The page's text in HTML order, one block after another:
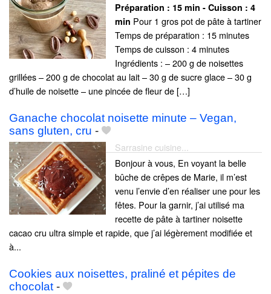
Préparation : 15 min - Cuisson : 4
min Pour 1 gros pot de pâte à tartiner
Temps de préparation : 15 minutes
Temps de cuisson : 4 minutes
Ingrédients : – 200 g de noisettes
grillées – 200 g de chocolat au lait – 30 g de sucre glace – 30 g
d’huile de noisette – une pincée de fleur de […]
Ganache chocolat noisette minute – Vegan,
sans gluten, cru -
Sarrasine cuisine...
Bonjour à vous, En voyant la belle
bûche de crêpes de Marie, il m’est
venu l’envie d’en réaliser une pour les
fêtes. Pour la garnir, j’ai utilisé ma
recette de pâte à tartiner noisette
cacao cru ultra simple et rapide, que j’ai légèrement modifiée et
à...
Cookies aux noisettes, praliné et pépites de
chocolat-